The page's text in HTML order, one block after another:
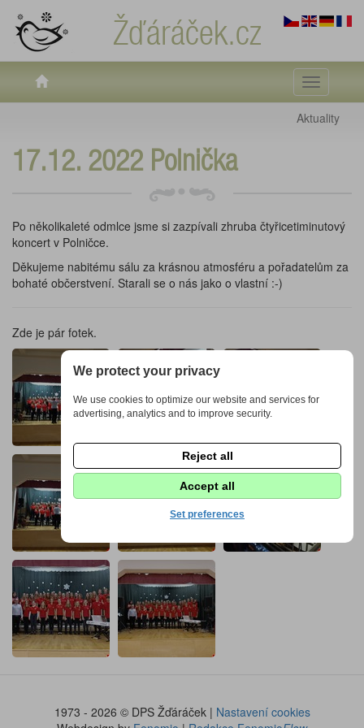
Žďáráček.cz
Toggle
Aktuality
17.12. 2022 Polnička
Po několikaleté odmlce jsme si zazpívali zhruba čtyřicetiminutový
koncert v Polničce.
Děkujeme nabitému sálu za krásnou atmosféru a pořadatelům za
bohaté občerstvení. Starali se o nás jako o vlastní :-)
Zde je pár fotek.
1973 - 2026 © DPS Žďáráček | Nastavení cookies
We protect your privacy
We use cookies to optimize our website and services for
advertising, analytics and to improve security.
Reject all
Accept all
Set preferences